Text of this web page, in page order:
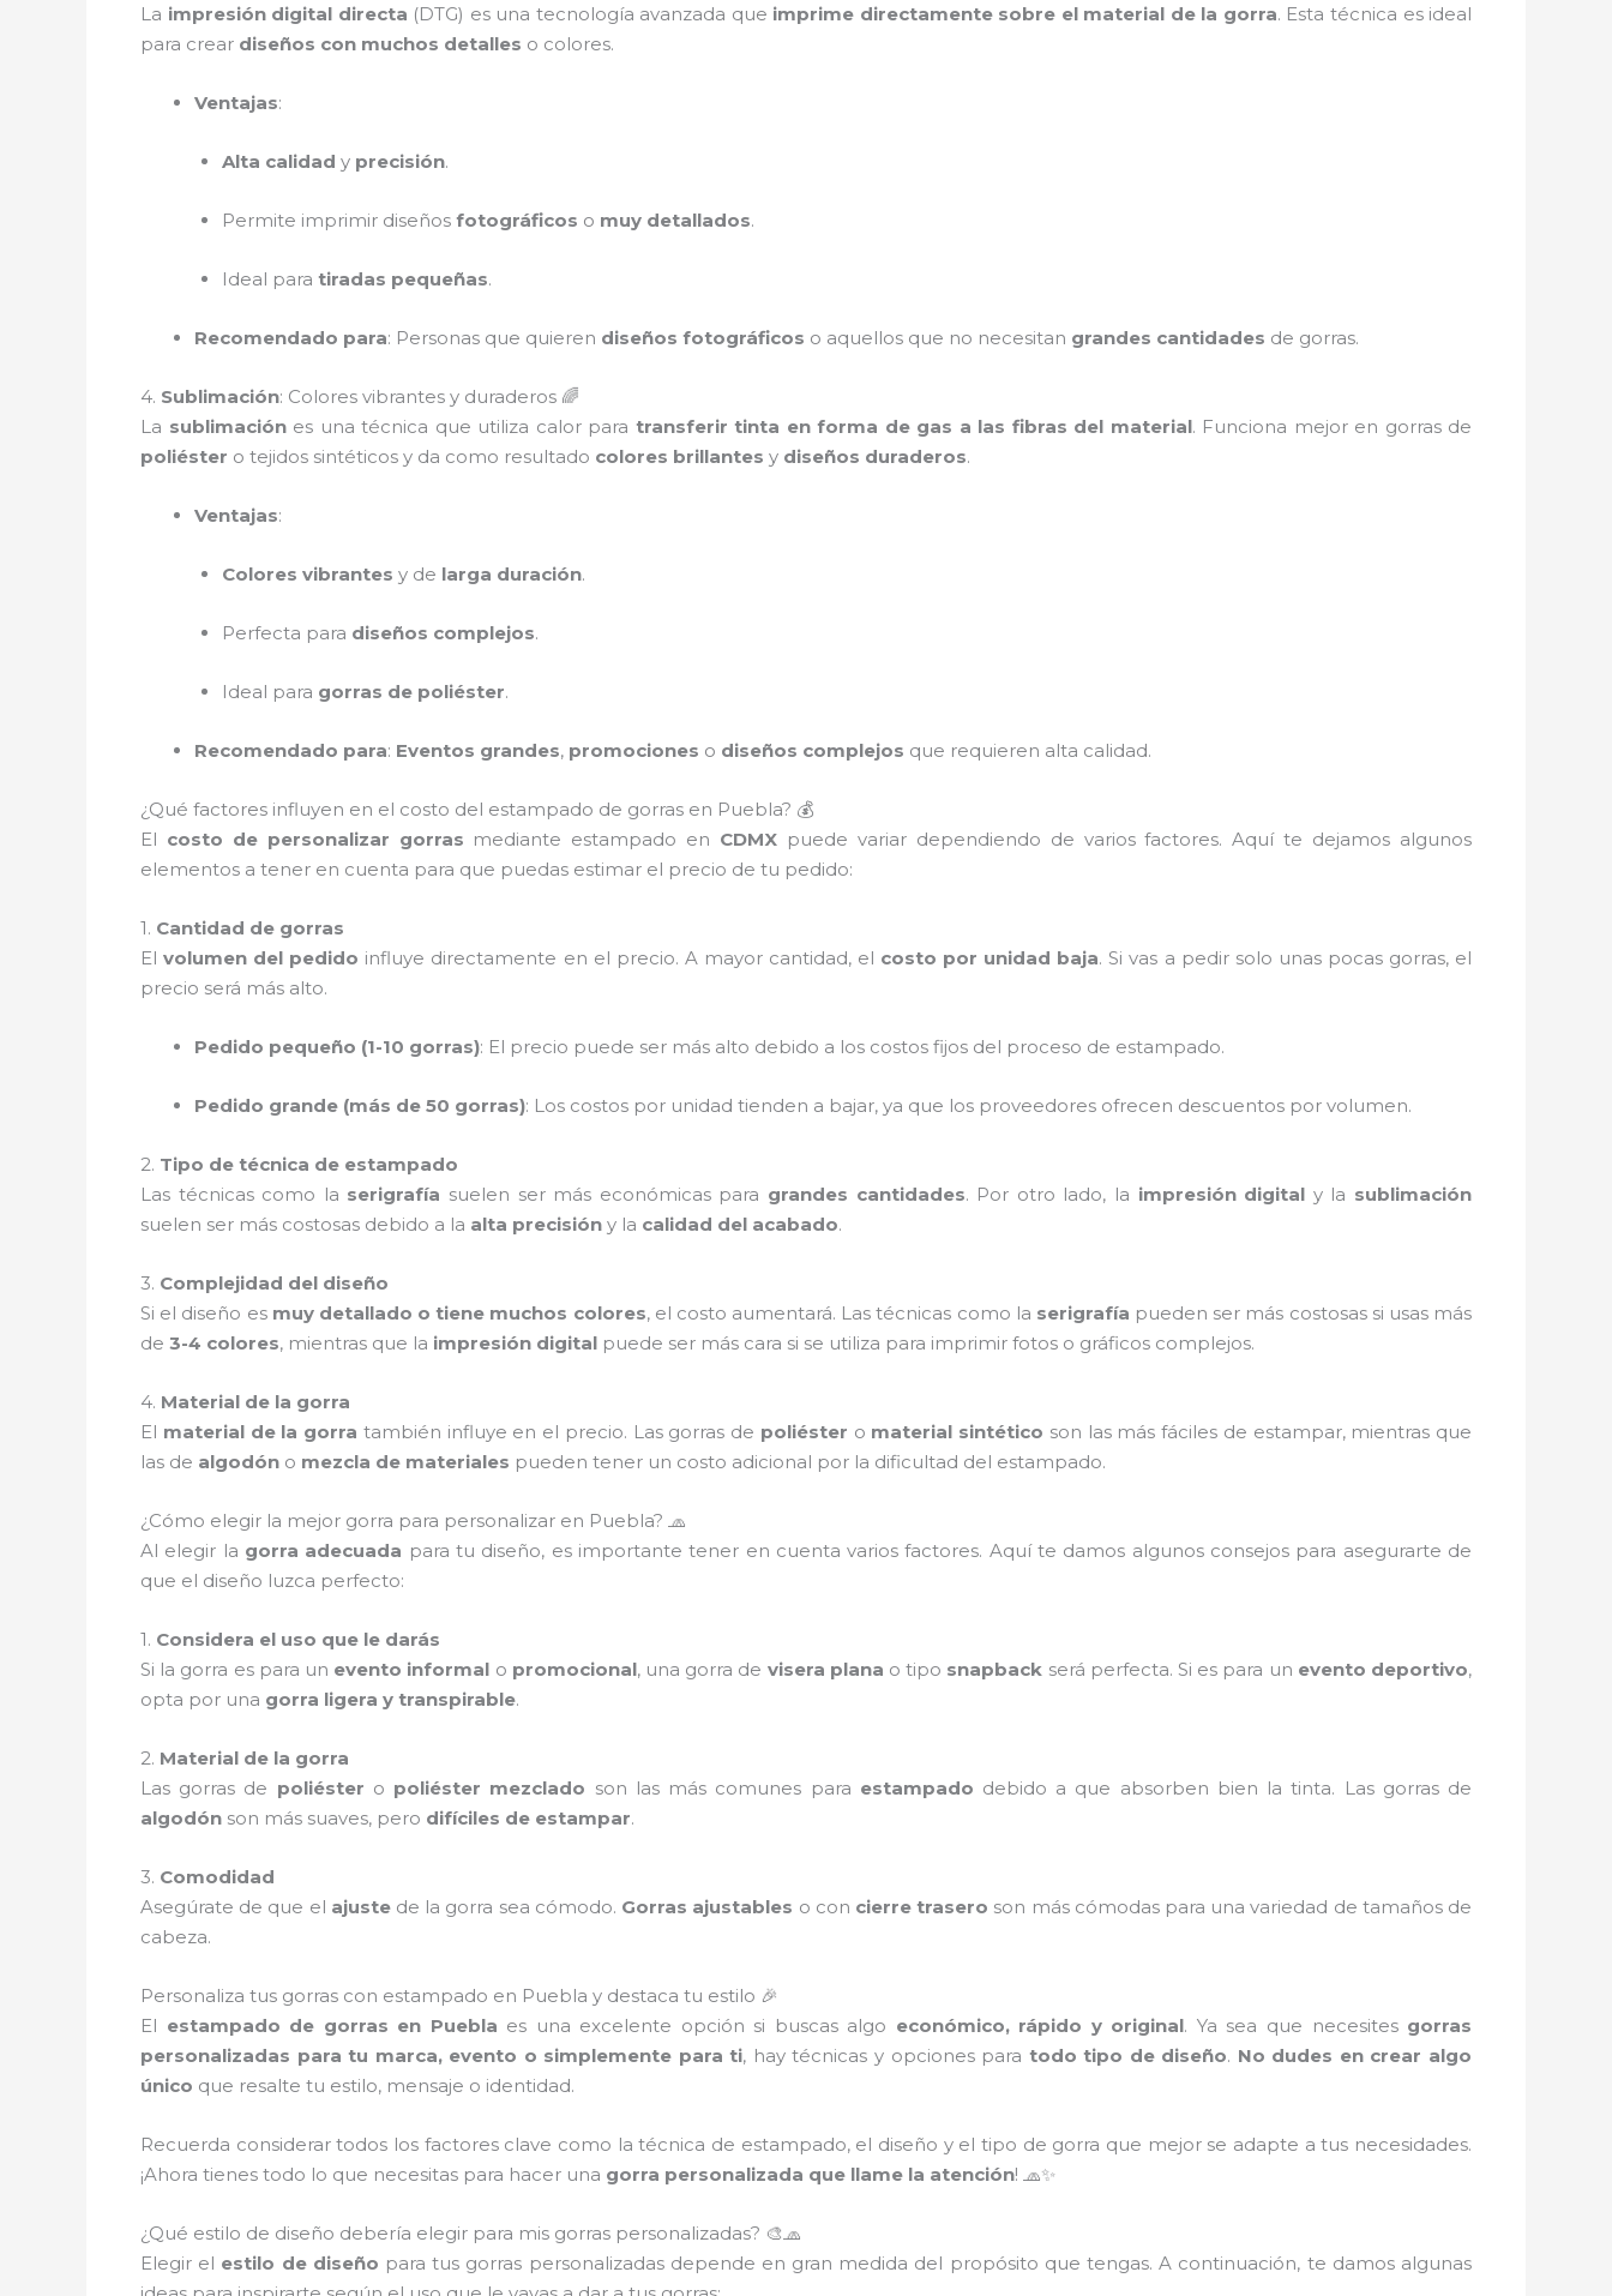
La impresión digital directa (DTG) es una tecnología avanzada que imprime directamente sobre el material de la gorra. Esta técnica es ideal
para crear diseños con muchos detalles o colores.
Ventajas:
Alta calidad y precisión.
Permite imprimir diseños fotográficos o muy detallados.
Ideal para tiradas pequeñas.
Recomendado para: Personas que quieren diseños fotográficos o aquellos que no necesitan grandes cantidades de gorras.
4. Sublimación: Colores vibrantes y duraderos 🌈
La sublimaciónes una técnica que utiliza calor para transferir tinta en forma de gas a las fibras del material. Funciona mejor en gorras de
poliéster o tejidos sintéticos y da como resultado colores brillantes y diseños duraderos.
Ventajas:
Colores vibrantes y de larga duración.
Perfecta para diseños complejos.
Ideal para gorras de poliéster.
Recomendado para: Eventos grandes, promociones o diseños complejos que requieren alta calidad.
¿Qué factores influyen en el costo del estampado de gorras en Puebla? 💰
El costo de personalizar gorras mediante estampado en CDMX puede variar dependiendo de varios factores. Aquí te dejamos algunos
elementos a tener en cuenta para que puedas estimar el precio de tu pedido:
1. Cantidad de gorras
Elvolumen del pedido influye directamente en el precio. A mayor cantidad, el costo por unidad baja. Si vas a pedir solo unas pocas gorras, el
precio será más alto.
Pedido pequeño (1-10 gorras): El precio puede ser más alto debido a los costos fijos del proceso de estampado.
Pedido grande (más de 50 gorras): Los costos por unidad tienden a bajar, ya que los proveedores ofrecen descuentos por volumen.
2. Tipo de técnica de estampado
Las técnicas como la serigrafía suelen ser más económicas para grandes cantidades. Por otro lado, la impresión digital y la sublimación
suelen ser más costosas debido a la alta precisión y la calidad del acabado.
3. Complejidad del diseño
Si el diseño es muy detallado o tiene muchos colores, el costo aumentará. Las técnicas como la serigrafía pueden ser más costosas si usas más
de 3-4 colores, mientras que la impresión digital puede ser más cara si se utiliza para imprimir fotos o gráficos complejos.
4. Material de la gorra
El material de la gorra también influye en el precio. Las gorras de poliéster o material sintético son las más fáciles de estampar, mientras que
las de algodón o mezcla de materiales pueden tener un costo adicional por la dificultad del estampado.
¿Cómo elegir la mejor gorra para personalizar en Puebla? 🧢
Al elegir la gorra adecuada para tu diseño, es importante tener en cuenta varios factores. Aquí te damos algunos consejos para asegurarte de
que el diseño luzca perfecto:
1. Considera el uso que le darás
Si la gorra es para un evento informal o promocional, una gorra de visera plana o tipo snapback será perfecta. Si es para un evento deportivo,
opta por una gorra ligera y transpirable.
2. Material de la gorra
Las gorras de poliéster o poliéster mezclado son las más comunes para estampado debido a que absorben bien la tinta. Las gorras de
algodón son más suaves, pero difíciles de estampar.
3. Comodidad
Asegúrate de que el ajustede la gorra sea cómodo. Gorras ajustables o con cierre trasero son más cómodas para una variedad de tamaños de
cabeza.
Personaliza tus gorras con estampado en Puebla y destaca tu estilo 🎉
El estampado de gorras en Puebla es una excelente opción si buscas algo económico, rápido y original. Ya sea que necesites gorras
personalizadas para tu marca, evento o simplemente para ti, hay técnicas y opciones para todo tipo de diseño. No dudes en crear algo
único que resalte tu estilo, mensaje o identidad.
Recuerda considerar todos los factores clave como la técnica de estampado, el diseño y el tipo de gorra que mejor se adapte a tus necesidades.
¡Ahora tienes todo lo que necesitas para hacer una gorra personalizada que llame la atención! 🧢✨
¿Qué estilo de diseño debería elegir para mis gorras personalizadas? 🎨🧢
Elegir el estilo de diseño para tus gorras personalizadas depende en gran medida del propósito que tengas. A continuación, te damos algunas